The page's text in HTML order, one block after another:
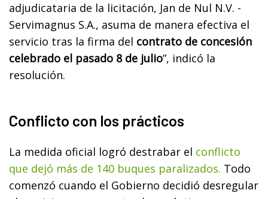
adjudicataria de la licitación, Jan de Nul N.V. -
Servimagnus S.A., asuma de manera efectiva el
servicio tras la firma del contrato de concesión
celebrado el pasado 8 de julio”, indicó la
resolución.
Conflicto con los prácticos
La medida oficial logró destrabar el conflicto
que dejó más de 140 buques paralizados. Todo
comenzó cuando el Gobierno decidió desregular